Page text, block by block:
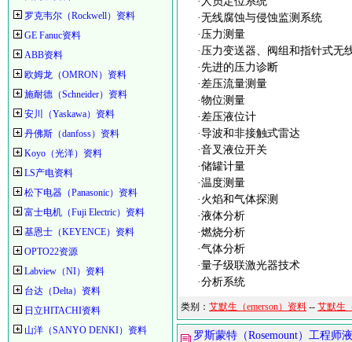
罗克韦尔（Rockwell）资料
GE Fanuc资料
ABB资料
欧姆龙（OMRON）资料
施耐德（Schneider）资料
安川（Yaskawa）资料
丹佛斯（danfoss）资料
Koyo（光洋）资料
LS产电资料
松下电器（Panasonic）资料
富士电机（Fuji Electric）资料
基恩士（KEYENCE）资料
OPTO22资源
Labview（NI）资料
台达（Delta）资料
日立HITACHI资料
山洋（SANYO DENKI）资料
·无线腐蚀与侵蚀监测系统
·压力测量
·压力变送器、阀组和指针式无
·先进的压力诊断
·差压流量测量
·物位测量
·差压液位计
·导波和非接触式雷达
·音叉液位开关
·储罐计量
·温度测量
·火焰和气体探测
·液体分析
·燃烧分析
·气体分析
·量子级联激光器技术
·分析系统
类别： 艾默生（emerson）资料 -- 艾默生
罗斯蒙特（Rosemount）工程师